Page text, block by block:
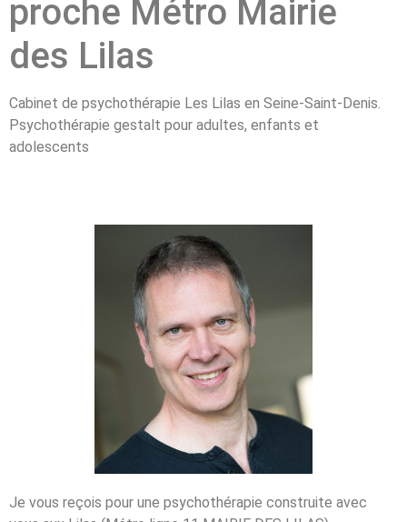
proche Métro Mairie
des Lilas
Cabinet de psychothérapie Les Lilas en Seine-Saint-Denis.
Psychothérapie gestalt pour adultes, enfants et
adolescents
Je vous reçois pour une psychothérapie construite avec